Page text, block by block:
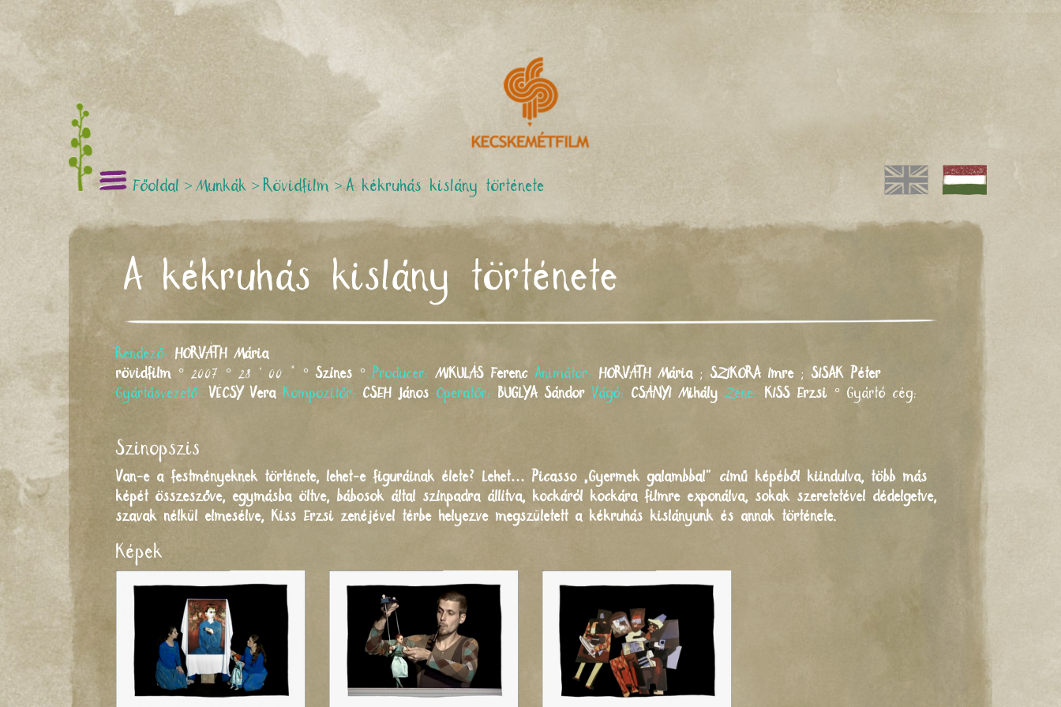
Főoldal > Munkák > Rövidfilm > A kékruhás kislány története
A kékruhás kislány története
Rendező: HORVÁTH Mária
rövidfilm ° 2007 ° 28 ' 00 " ° Színes ° Producer:MIKULÁS Ferenc Animátor: HORVÁTH Mária ; SZIKORA Imre ; SISAK Péter
Gyártásvezető: VÉCSY Vera Kompozitőr: CSEH János Operatőr: BUGLYA Sándor Vágó: CSÁNYI Mihály Zene: KISS Erzsi ° Gyártó cég:
Szinopszis
Van-e a festményeknek története, lehet-e figuráinak élete? Lehet… Picasso „Gyermek galambbal” című képéből kiindulva, több más
képét összeszőve, egymásba öltve, bábosok által színpadra állítva, kockáról kockára filmre exponálva, sokak szeretetével dédelgetve,
szavak nélkül elmesélve, Kiss Erzsi zenéjével térbe helyezve megszületett a kékruhás kislányunk és annak története.
Képek